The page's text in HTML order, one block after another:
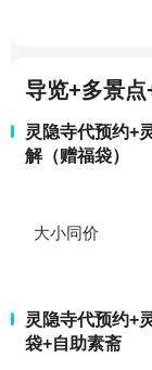
导览+多景
灵隐寺代预约+
解（赠福袋）
大小同价
灵隐寺代预约+
袋+自助素斋